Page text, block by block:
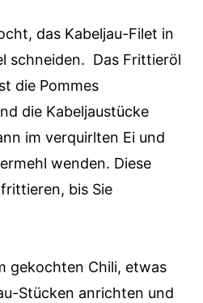
das Kabeljau-Filet in
schneiden. Das Frittieröl
die Pommes
die Kabeljaustücke
im verquirlten Ei und
wenden. Diese
bis Sie
gekochten Chili, etwas
Stücken anrichten und